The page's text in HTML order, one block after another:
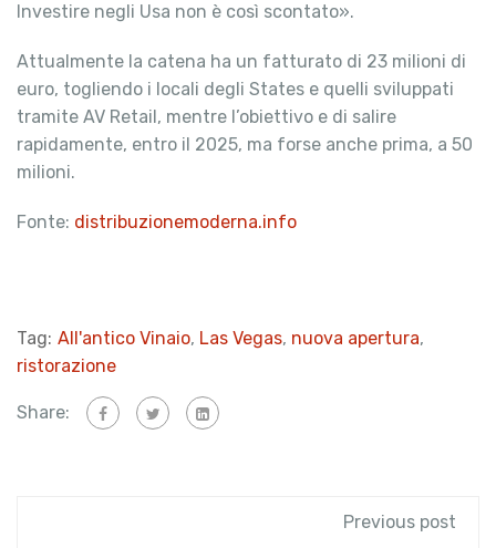
Investire negli Usa non è così scontato».
Attualmente la catena ha un fatturato di 23 milioni di
euro, togliendo i locali degli States e quelli sviluppati
tramite AV Retail, mentre l’obiettivo e di salire
rapidamente, entro il 2025, ma forse anche prima, a 50
milioni.
Fonte: distribuzionemoderna.info
Tag: All'antico Vinaio, Las Vegas, nuova apertura,
ristorazione
Share:
Previous post